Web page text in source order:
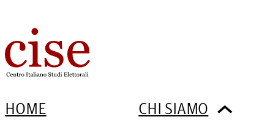
HOME CHI SIAMO